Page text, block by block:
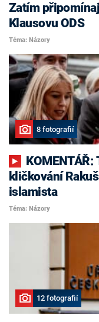
Zatím
Klausovu ODS
Téma: Názory
8 fotografií
kličkování
islamista
Téma: Názory
12 fotografií